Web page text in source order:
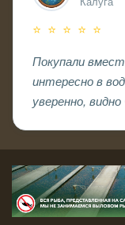
⭐ ⭐ ⭐ ⭐ ⭐
Покупали
интересно в
уверенно,